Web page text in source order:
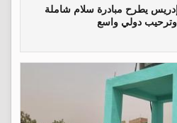
يطرح مبادرة سلام شاملة
دولي واسع